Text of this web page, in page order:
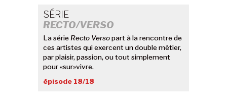
SÉRIE
RECTO/VERSO
La sérieRecto Versopart à la rencontre de
ces artistes qui exercent un double métier,
par plaisir, passion, ou tout simplement
pour «sur»vivre.
épisode 18/18